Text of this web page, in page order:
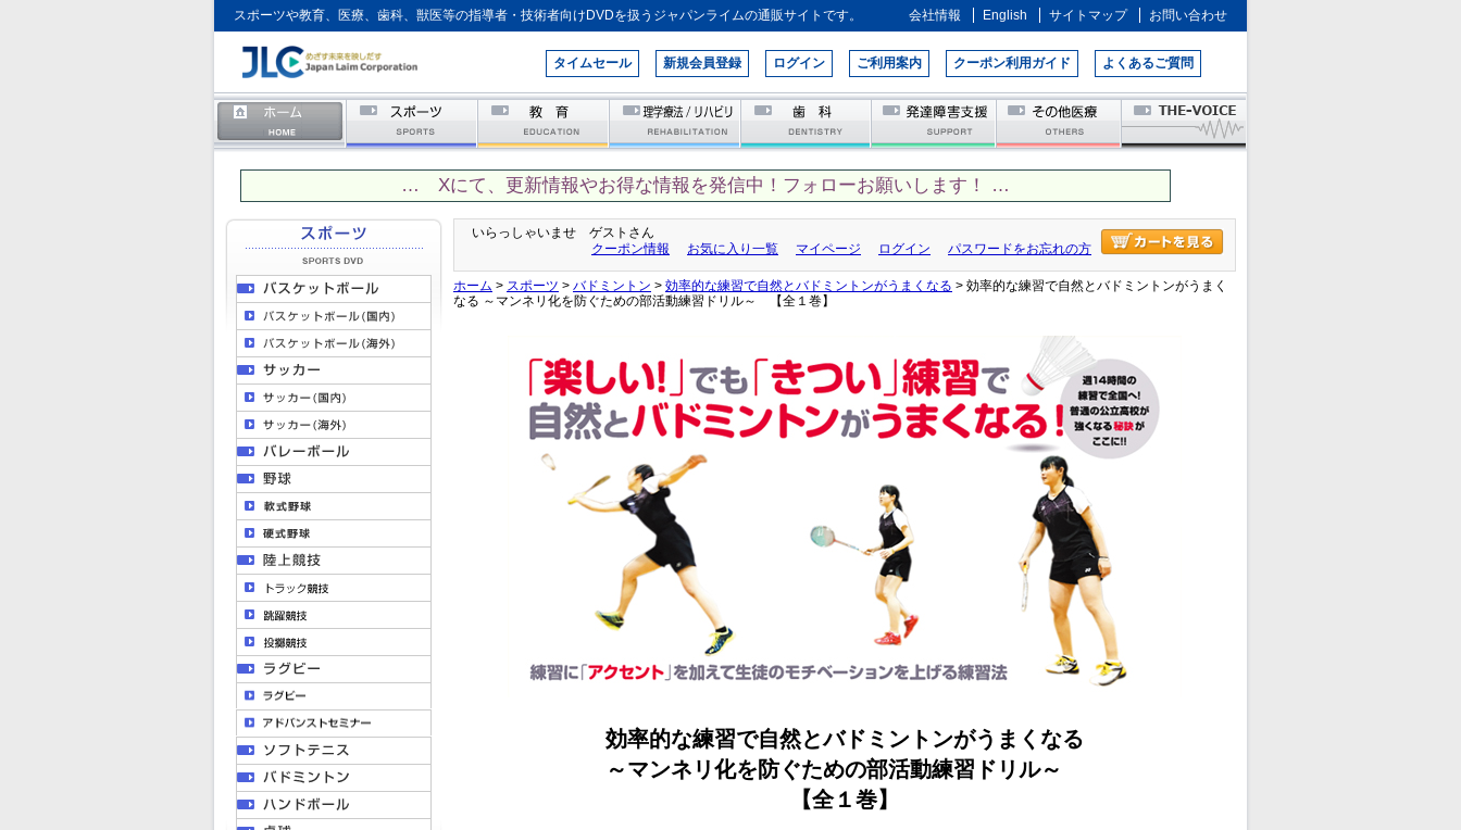
スポーツや教育、医療、歯科、獣医等の指導者・技術者向けDVDを扱うジャパンライムの通販サイトです。 会社情報 English サイトマップ お問い合わせ
タイムセール 新規会員登録 ログイン ご利用案内 クーポン利用ガイド よくあるご質問
… Xにて、更新情報やお得な情報を発信中！フォローお願いします！ …
いらっしゃいませ ゲストさん
クーポン情報
お気に入り一覧 マイページ ログイン パスワードをお忘れの方
ホーム > スポーツ > バドミントン > 効率的な練習で自然とバドミントンがうまくなる > 効率的な練習で自然とバドミントンがうまく
なる ～マンネリ化を防ぐための部活動練習ドリル～ 【全１巻】
効率的な練習で自然とバドミントンがうまくなる
～マンネリ化を防ぐための部活動練習ドリル～
【全１巻】